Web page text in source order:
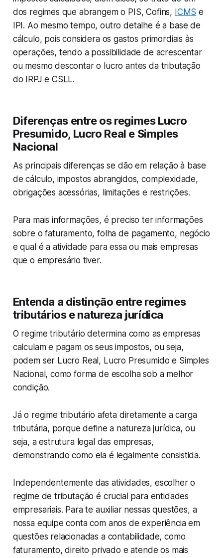
dos regimes que abrangem o PIS, Cofins, ICMS e
IPI. Ao mesmo tempo, outro detalhe é a base de
cálculo, pois considera os gastos primordiais às
operações, tendo a possibilidade de acrescentar
ou mesmo descontar o lucro antes da tributação
do IRPJ e CSLL.
Diferenças entre os regimes Lucro
Presumido, Lucro Real e Simples
Nacional
As principais diferenças se dão em relação à base
de cálculo, impostos abrangidos, complexidade,
obrigações acessórias, limitações e restrições.
Para mais informações, é preciso ter informações
sobre o faturamento, folha de pagamento, negócio
e qual é a atividade para essa ou mais empresas
que o empresário tiver.
Entenda a distinção entre regimes
tributários e natureza jurídica
O regime tributário determina como as empresas
calculam e pagam os seus impostos, ou seja,
podem ser Lucro Real, Lucro Presumido e Simples
Nacional, como forma de escolha sob a melhor
condição.
Já o regime tributário afeta diretamente a carga
tributária, porque define a natureza jurídica, ou
seja, a estrutura legal das empresas,
demonstrando como ela é legalmente consistida.
Independentemente das atividades, escolher o
regime de tributação é crucial para entidades
empresariais. Para te auxiliar nessas questões, a
nossa equipe conta com anos de experiência em
questões relacionadas a contabilidade, como
faturamento, direito privado e atende os mais